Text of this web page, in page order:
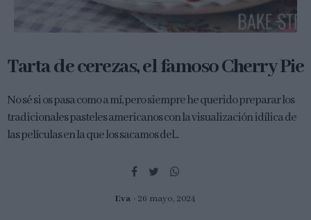
Tarta de cerezas, el famoso Cherry Pie
No sé si os pasa como a mí, pero siempre he querido preparar los
tradicionales pasteles americanos con la visualización idílica de
las películas en la que los sacamos del...
Eva 26 mayo, 2024